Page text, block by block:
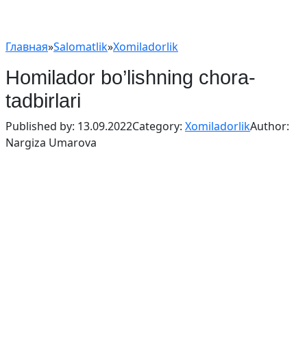
Главная»Salomatlik»Xomiladorlik
Homilador bo’lishning chora-
tadbirlari
Published by: 13.09.2022Category: XomiladorlikAuthor:
Nargiza Umarova